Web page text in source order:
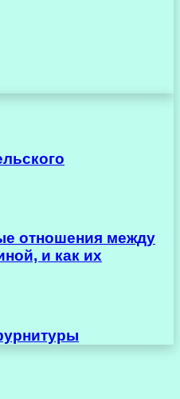
отношения между
и как их